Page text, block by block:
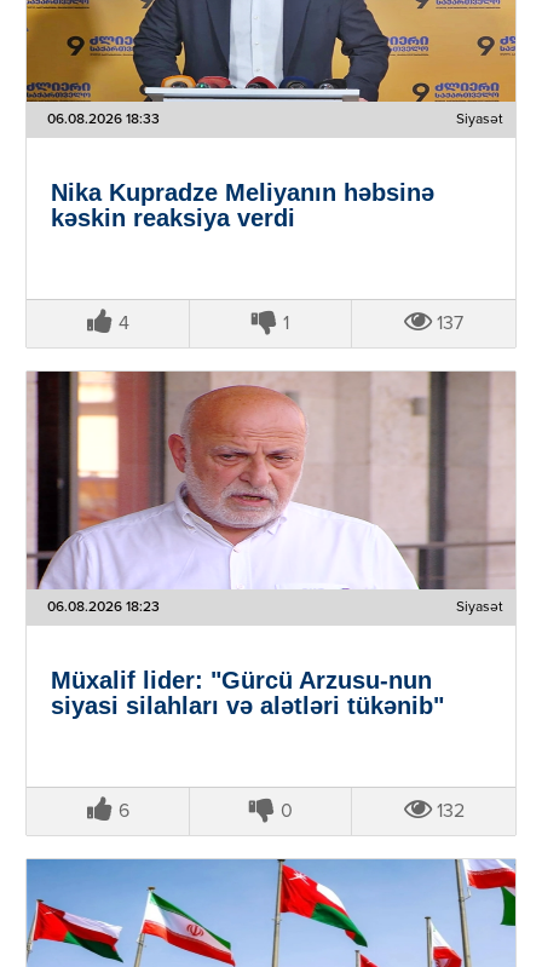
06.08.2026 18:33 Siyasət
Nika Kupradze Meliyanın həbsinə
kəskin reaksiya verdi
4 1 137
06.08.2026 18:23 Siyasət
Müxalif lider: "Gürcü Arzusu-nun
siyasi silahları və alətləri tükənib"
6 0 132